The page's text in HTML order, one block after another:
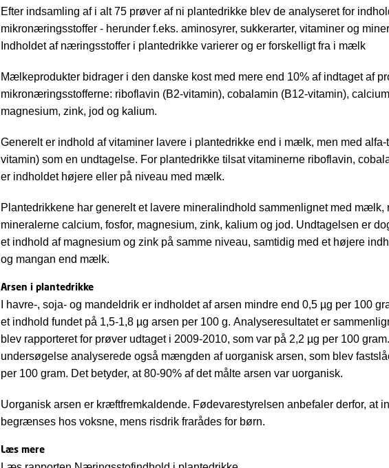
Efter indsamling af i alt 75 prøver af ni plantedrikke blev de analyseret for
mikronæringsstoffer - herunder f.eks. aminosyrer, sukkerarter, vitaminer og
Indholdet af næringsstoffer i plantedrikke varierer og er forskelligt fra i mælk
Mælkeprodukter bidrager i den danske kost med mere end 10% af indtaget af
mikronæringsstofferne: riboflavin (B2-vitamin), cobalamin (B12-vitamin),
magnesium, zink, jod og kalium.
Generelt er indhold af vitaminer lavere i plantedrikke end i mælk, men med
vitamin) som en undtagelse. For plantedrikke tilsat vitaminerne riboflavin,
er indholdet højere eller på niveau med mælk.
Plantedrikkene har generelt et lavere mineralindhold sammenlignet med mælk,
mineralerne calcium, fosfor, magnesium, zink, kalium og jod. Undtagelsen er
et indhold af magnesium og zink på samme niveau, samtidig med et højere
og mangan end mælk.
Arsen i plantedrikke
I havre-, soja- og mandeldrik er indholdet af arsen mindre end 0,5 µg per 100
et indhold fundet på 1,5-1,8 µg arsen per 100 g. Analyseresultatet er
blev rapporteret for prøver udtaget i 2009-2010, som var på 2,2 µg per 100
undersøgelse analyserede også mængden af uorganisk arsen, som blev
per 100 gram. Det betyder, at 80-90% af det målte arsen var uorganisk.
Uorganisk arsen er kræftfremkaldende. Fødevarestyrelsen anbefaler derfor, at
begrænses hos voksne, mens risdrik frarådes for børn.
Læs mere